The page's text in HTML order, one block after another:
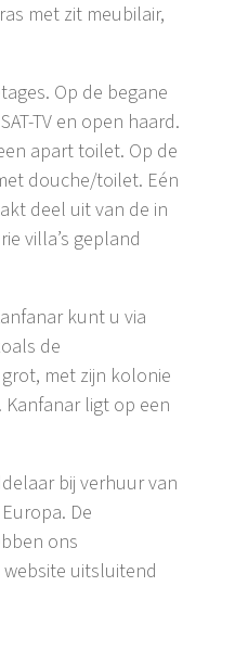
met zit meubilair,
Op de begane
TV en open haard.
apart toilet. Op de
douche/toilet. Eén
deel uit van de in
villa’s gepland
kunt u via
de
met zijn kolonie
ligt op een
bij verhuur van
De
ons
uitsluitend